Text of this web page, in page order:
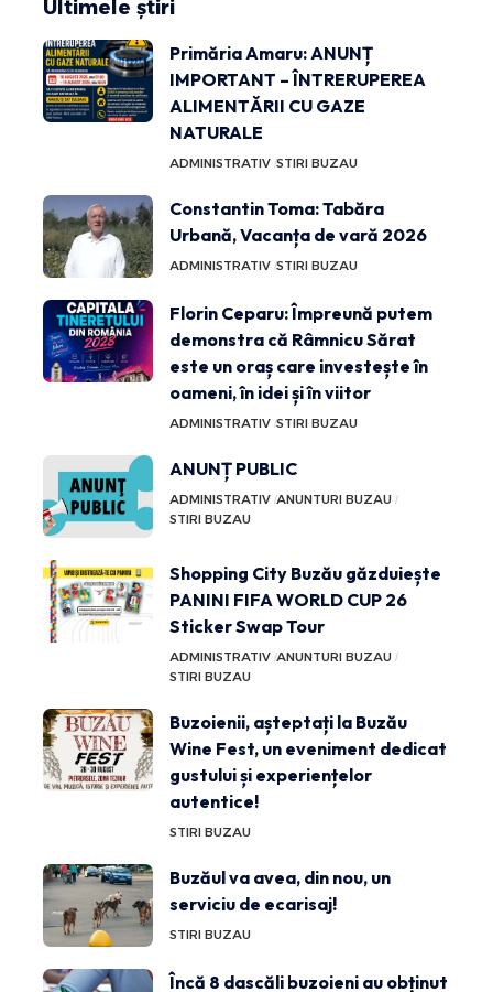
Ultimele știri
Primăria Amaru: ANUNȚ
IMPORTANT – ÎNTRERUPEREA
ALIMENTĂRII CU GAZE
NATURALE
ADMINISTRATIV STIRI BUZAU
Constantin Toma: Tabăra
Urbană, Vacanța de vară 2026
ADMINISTRATIV STIRI BUZAU
Florin Ceparu: Împreună putem
demonstra că Râmnicu Sărat
este un oraș care investește în
oameni, în idei și în viitor
ADMINISTRATIV STIRI BUZAU
ANUNȚ PUBLIC
ADMINISTRATIV ANUNTURI BUZAU
STIRI BUZAU
Shopping City Buzău găzduiește
PANINI FIFA WORLD CUP 26
Sticker Swap Tour
ADMINISTRATIV ANUNTURI BUZAU
STIRI BUZAU
Buzoienii, așteptați la Buzău
Wine Fest, un eveniment dedicat
gustului și experiențelor
autentice!
STIRI BUZAU
Buzăul va avea, din nou, un
serviciu de ecarisaj!
STIRI BUZAU
Încă 8 dascăli buzoieni au obținut